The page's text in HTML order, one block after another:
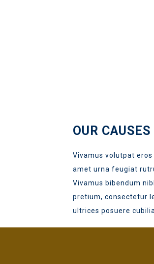
OUR CAUSES
Vivamus volutpat
amet urna feugiat
Vivamus bibendum
pretium, consectetur
ultrices posuere